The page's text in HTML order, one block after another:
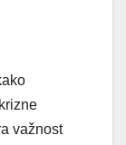
važnost